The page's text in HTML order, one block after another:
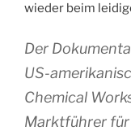
wieder beim
Der
US-
Chemical
Marktführer